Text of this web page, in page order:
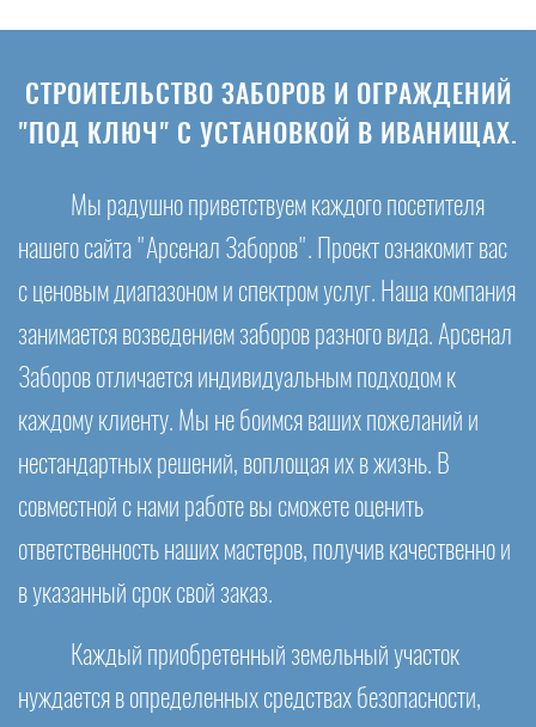
СТРОИТЕЛЬСТВО ЗАБОРОВ И ОГРАЖДЕНИЙ
"ПОД КЛЮЧ" С УСТАНОВКОЙ В ИВАНИЩАХ.
Мы радушно приветствуем каждого посетителя
нашего сайта "Арсенал Заборов". Проект ознакомит вас
с ценовым диапазоном и спектром услуг. Наша компания
занимается возведением заборов разного вида. Арсенал
Заборов отличается индивидуальным подходом к
каждому клиенту. Мы не боимся ваших пожеланий и
нестандартных решений, воплощая их в жизнь. В
совместной с нами работе вы сможете оценить
ответственность наших мастеров, получив качественно и
в указанный срок свой заказ.
Каждый приобретенный земельный участок
нуждается в определенных средствах безопасности,